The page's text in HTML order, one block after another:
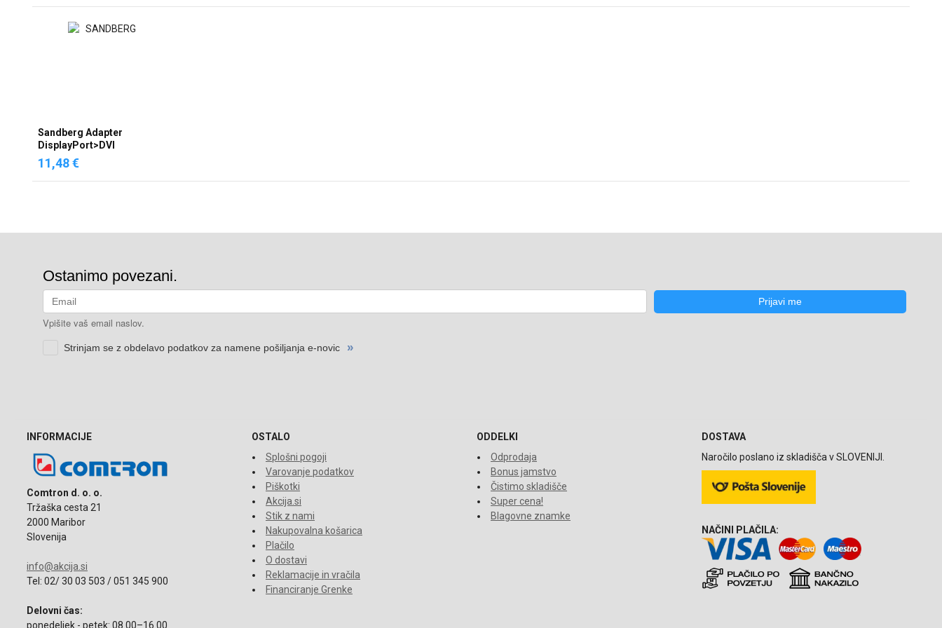
Sandberg Adapter
DisplayPort>DVI
11,48 €
INFORMACIJE
Comtron d. o. o.
Tržaška cesta 21
2000 Maribor
Slovenija
info@akcija.si
Tel: 02/ 30 03 503 / 051 345 900
Delovni čas:
ponedeljek - petek: 08.00–16.00
OSTALO
Splošni pogoji
Varovanje podatkov
Piškotki
Akcija.si
Stik z nami
Nakupovalna košarica
Plačilo
O dostavi
Reklamacije in vračila
Financiranje Grenke
ODDELKI
Odprodaja
Bonus jamstvo
Čistimo skladišče
Super cena!
Blagovne znamke
DOSTAVA
Naročilo poslano iz skladišča v SLOVENIJI.
NAČINI PLAČILA: